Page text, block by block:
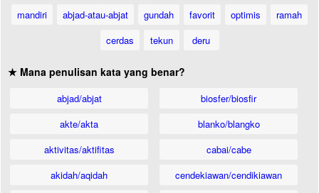
mandiri
abjad-atau-abjat gundah favorit optimis
ramah
cerdas
tekun deru
★ Mana penulisan kata yang benar?
abjad/abjat
akte/akta
aktivitas/aktifitas
akidah/aqidah
biosfer/biosfir
blanko/blangko
cabai/cabe
cendekiawan/cendikiawan